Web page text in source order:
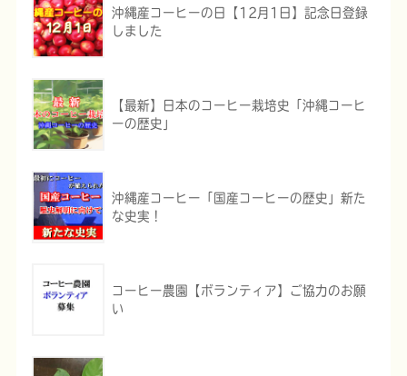
沖縄産コーヒーの日【12月1日】記念日登録
しました
【最新】日本のコーヒー栽培史「沖縄コーヒ
ーの歴史」
沖縄産コーヒー「国産コーヒーの歴史」新た
な史実！
コーヒー農園【ボランティア】ご協力のお願
い